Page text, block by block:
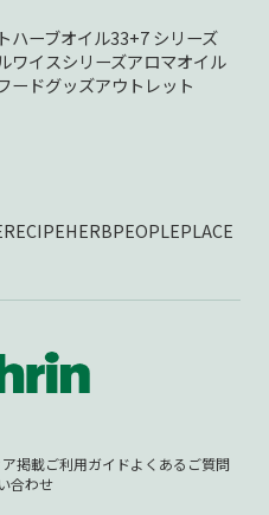
ハーブオイル33+7 シリーズ
ワイスシリーズアロマオイル
ードグッズアウトレット
RECIPEHERBPEOPLEPLACE
ア掲載ご利用ガイドよくあるご質問
合わせ